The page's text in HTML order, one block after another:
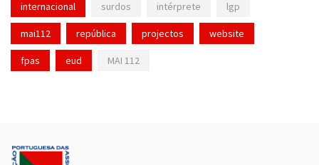
internacional surdos intérprete lgp
mai112 república projectos website
fpas eud MAI 112